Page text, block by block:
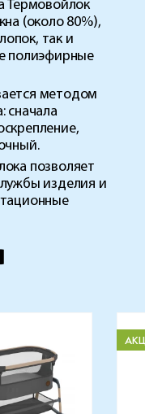
Термовойлок
(около 80%),
так и
полиэфирные
методом
сначала
позволяет
изделия и